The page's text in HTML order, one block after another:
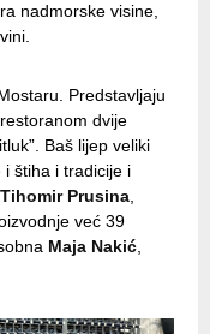
nadmorske visine,
Predstavljaju
dvije
Baš lijep veliki
štiha i tradicije i
Tihomir Prusina,
već 39
Maja Nakić,